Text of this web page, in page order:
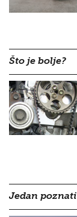
Što je bolje?
Jedan